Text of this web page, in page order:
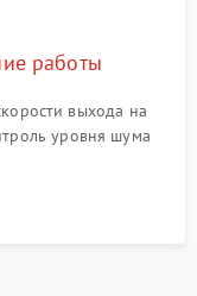
работы
выхода на
уровня шума
и корректного
оттайки.